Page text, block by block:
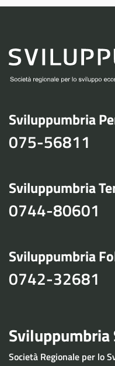
Sviluppumbria
075-56811
Sviluppumbria
0744-80601
Sviluppumbria
0742-32681
Sviluppumbria
Società Regionale per lo